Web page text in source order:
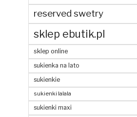
reserved swetry
sklep ebutik.pl
sklep online
sukienka na lato
sukienkie
sukienki lalala
sukienki maxi